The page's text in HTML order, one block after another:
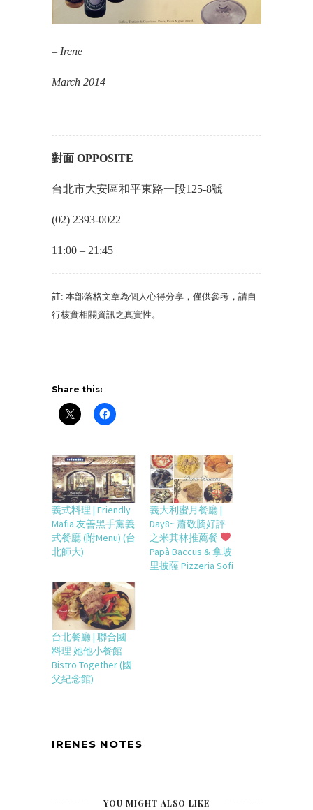
– Irene
March 2014
對面 OPPOSITE
台北市大安區和平東路一段125-8號
(02) 2393-0022
11:00 – 21:45
註: 本部落格文章為個人心得分享 ， 僅供參考 ， 請自
行核實相關資訊之真實性。
Share this:
義式料理 | Friendly
Mafia 友善黑手黨義
式餐廳 (附Menu) (台
北師大)
義大利蜜月餐廳 |
Day8~ 蕭敬騰好評
之米其林推薦餐
Papà Baccus & 拿坡
里披薩 Pizzeria Sofi
台北餐廳 | 聯合國
料理 她他小餐館
Bistro Together (國
父紀念館)
IRENES NOTES
YOU MIGHT ALSO LIKE